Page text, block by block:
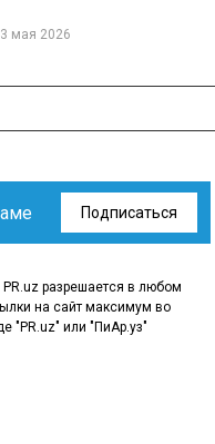
мая 2026
Подписаться
разрешается в любом
на сайт максимум во
"PR.uz" или "ПиАр.уз"